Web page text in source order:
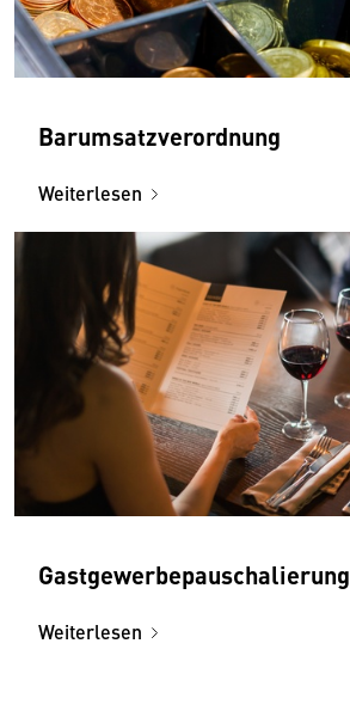
Barumsatzverordnung
Weiterlesen
Gastgewerbepauschalierung
Weiterlesen